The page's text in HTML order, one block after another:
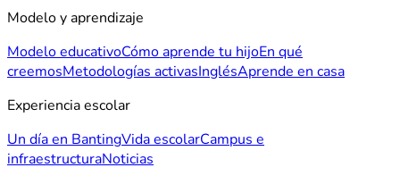
Modelo y aprendizaje
Modelo educativoCómo aprende tu hijoEn qué
creemosMetodologías activasInglésAprende en casa
Experiencia escolar
Un día en BantingVida escolarCampus e
infraestructuraNoticias